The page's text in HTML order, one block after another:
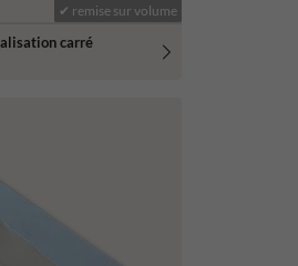
✔ remise sur volume
carré